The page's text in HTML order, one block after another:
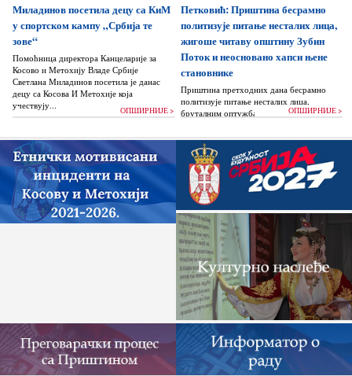
Миладинов посетила децу са КиМ
у спортском кампу „Србија те
зове“
Помоћница директора Канцеларије за
Косово и Метохију Владе Србије
Светлана Миладинов посетила је данас
децу са Косова И Метохије која
учествују...
ОПШИРНИЈЕ >
Петковић: Приштина бесрамно
политизује питање несталих лица,
жигоше читаву општину Зубин
Поток и неосновано хапси њене
становнике
Приштина претходних дана бесрамно
политизује питање несталих лица,
бруталним оптужбама на рачун Београда
жигоше...
ОПШИРНИЈЕ >